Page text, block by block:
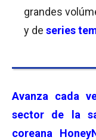
grandes
y de series
Avanza cada
sector de la
coreana